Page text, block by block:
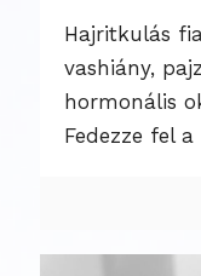
Hajritkulás
vashiány,
hormonális
Fedezze fel